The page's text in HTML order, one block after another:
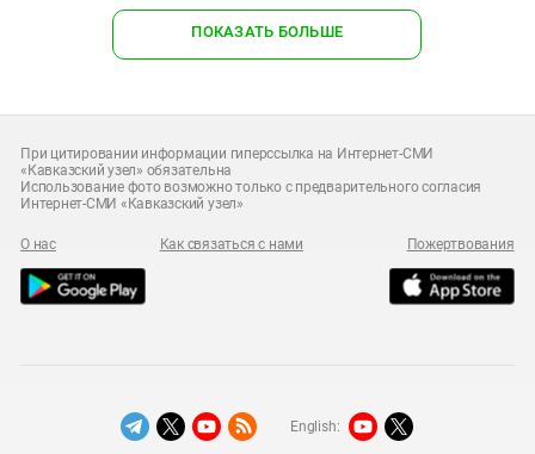
ПОКАЗАТЬ БОЛЬШЕ
При цитировании информации гиперссылка на Интернет-СМИ
«Кавказский узел» обязательна
Использование фото возможно только с предварительного согласия
Интернет-СМИ «Кавказский узел»
О нас Как связаться с нами Пожертвования
English: